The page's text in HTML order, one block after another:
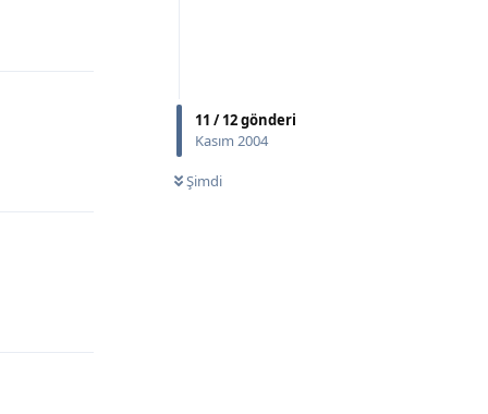
11 /12gönderi
Kasım 2004
Şimdi